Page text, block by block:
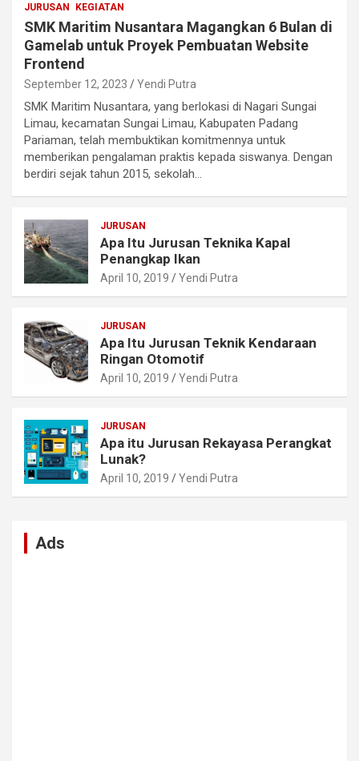
JURUSAN KEGIATAN
SMK Maritim Nusantara Magangkan 6 Bulan di
Gamelab untuk Proyek Pembuatan Website
Frontend
September 12, 2023 Yendi Putra
SMK Maritim Nusantara, yang berlokasi di Nagari Sungai
Limau, kecamatan Sungai Limau, Kabupaten Padang
Pariaman, telah membuktikan komitmennya untuk
memberikan pengalaman praktis kepada siswanya. Dengan
berdiri sejak tahun 2015, sekolah…
JURUSAN
Apa Itu Jurusan Teknika Kapal
Penangkap Ikan
April 10, 2019 Yendi Putra
JURUSAN
Apa Itu Jurusan Teknik Kendaraan
Ringan Otomotif
April 10, 2019 Yendi Putra
JURUSAN
Apa itu Jurusan Rekayasa Perangkat
Lunak?
April 10, 2019 Yendi Putra
Ads